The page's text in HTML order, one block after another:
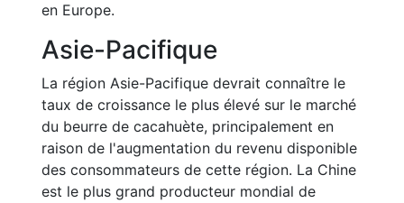
en Europe.
Asie-Pacifique
La région Asie-Pacifique devrait connaître le
taux de croissance le plus élevé sur le marché
du beurre de cacahuète, principalement en
raison de l'augmentation du revenu disponible
des consommateurs de cette région. La Chine
est le plus grand producteur mondial de